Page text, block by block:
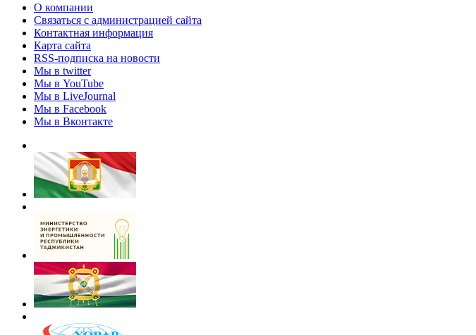
О компании
Связаться с администрацией сайта
Контактная информация
Карта сайта
RSS-подписка на новости
Мы в twitter
Мы в YouTube
Мы в LiveJournal
Мы в Facebook
Мы в Вконтакте